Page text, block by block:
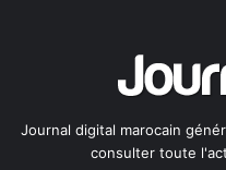
Journal digital marocain
consulter toute